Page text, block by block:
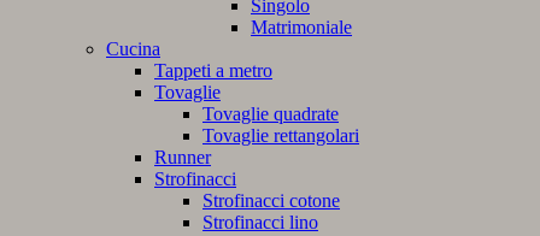
Singolo
Matrimoniale
Cucina
Tappeti a metro
Tovaglie
Tovaglie quadrate
Tovaglie rettangolari
Runner
Strofinacci
Strofinacci cotone
Strofinacci lino